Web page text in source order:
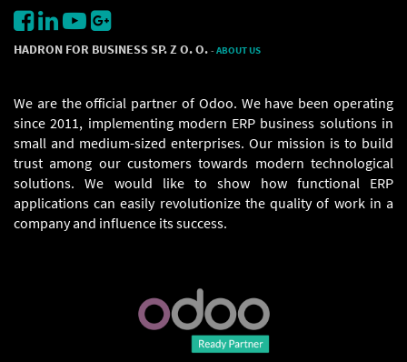
HADRON FOR BUSINESS SP. Z O. O. - ABOUT US
We are the official partner of Odoo. We have been operating
since 2011, implementing modern ERP business solutions in
small and medium-sized enterprises. Our mission is to build
trust among our customers towards modern technological
solutions. We would like to show how functional ERP
applications can easily revolutionize the quality of work in a
company and influence its success.